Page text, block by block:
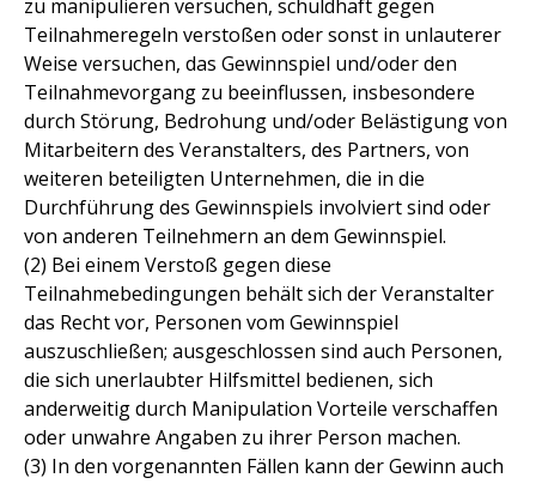
zu manipulieren versuchen, schuldhaft gegen
Teilnahmeregeln verstoßen oder sonst in unlauterer
Weise versuchen, das Gewinnspiel und/oder den
Teilnahmevorgang zu beeinflussen, insbesondere
durch Störung, Bedrohung und/oder Belästigung von
Mitarbeitern des Veranstalters, des Partners, von
weiteren beteiligten Unternehmen, die in die
Durchführung des Gewinnspiels involviert sind oder
von anderen Teilnehmern an dem Gewinnspiel.
(2) Bei einem Verstoß gegen diese
Teilnahmebedingungen behält sich der Veranstalter
das Recht vor, Personen vom Gewinnspiel
auszuschließen; ausgeschlossen sind auch Personen,
die sich unerlaubter Hilfsmittel bedienen, sich
anderweitig durch Manipulation Vorteile verschaffen
oder unwahre Angaben zu ihrer Person machen.
(3) In den vorgenannten Fällen kann der Gewinn auch